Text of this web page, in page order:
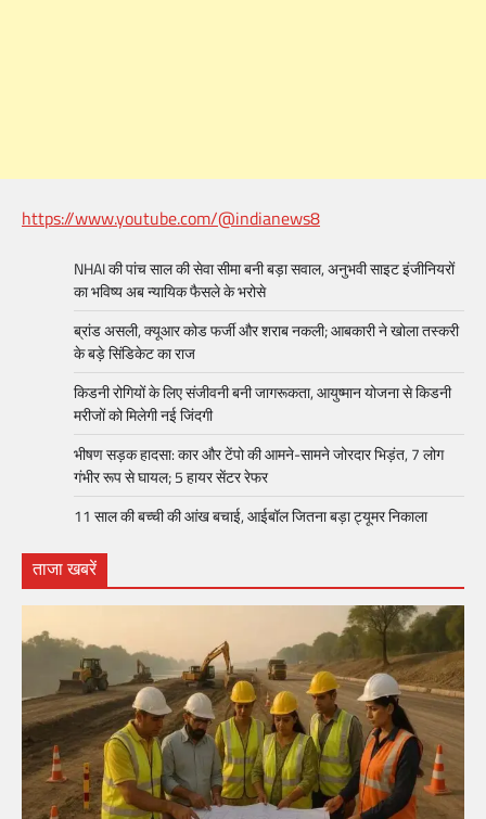
https://www.youtube.com/@indianews8
NHAI की पांच साल की सेवा सीमा बनी बड़ा सवाल, अनुभवी साइट इंजीनियरों
का भविष्य अब न्यायिक फैसले के भरोसे
ब्रांड असली, क्यूआर कोड फर्जी और शराब नकली; आबकारी ने खोला तस्करी
के बड़े सिंडिकेट का राज
किडनी रोगियों के लिए संजीवनी बनी जागरूकता, आयुष्मान योजना से किडनी
मरीजों को मिलेगी नई जिंदगी
भीषण सड़क हादसा: कार और टेंपो की आमने-सामने जोरदार भिड़ंत, 7 लोग
गंभीर रूप से घायल; 5 हायर सेंटर रेफर​
11 साल की बच्ची की आंख बचाई, आईबॉल जितना बड़ा ट्यूमर निकाला
ताजा खबरें